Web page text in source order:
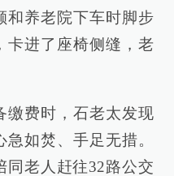
和养老院下车时脚步
卡进了座椅侧缝，老
缴费时，石老太发现
如焚、手足无措。
同老人赶往32路公交